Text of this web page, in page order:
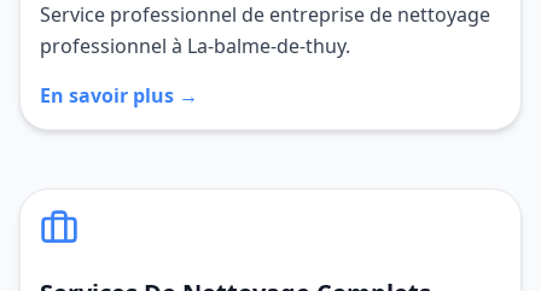
Service professionnel de entreprise de nettoyage
professionnel à La-balme-de-thuy.
En savoir plus →